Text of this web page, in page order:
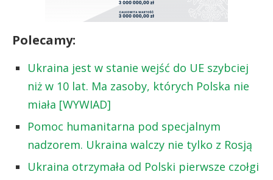
Polecamy:
Ukraina jest w stanie wejść do UE szybciej
niż w 10 lat. Ma zasoby, których Polska nie
miała [WYWIAD]
Pomoc humanitarna pod specjalnym
nadzorem. Ukraina walczy nie tylko z Rosją
Ukraina otrzymała od Polski pierwsze czołgi